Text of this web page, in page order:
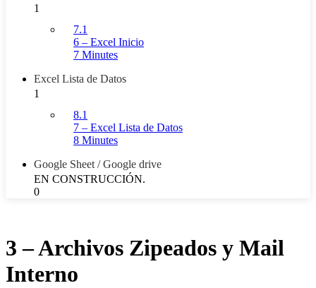
1
7.1
6 – Excel Inicio
7 Minutes
Excel Lista de Datos
1
8.1
7 – Excel Lista de Datos
8 Minutes
Google Sheet / Google drive
EN CONSTRUCCIÓN.
0
3 – Archivos Zipeados y Mail
Interno